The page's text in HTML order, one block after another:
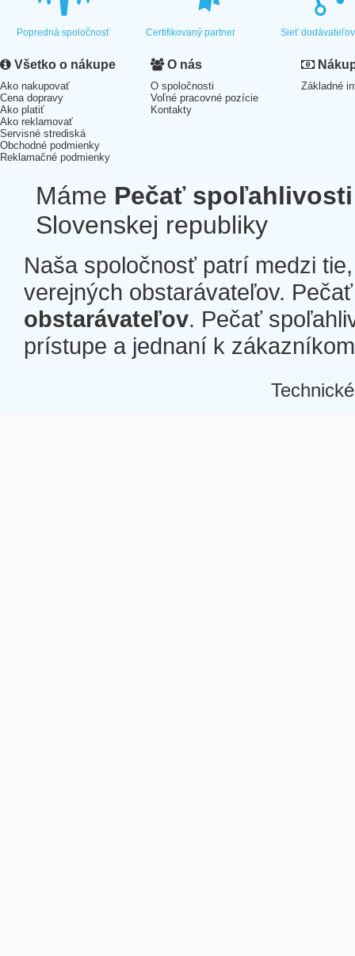
Popredná spoločnosť Certifikovaný partner Sieť dodávateľov
Všetko o nákupe
Ako nakupovať
Cena dopravy
Ako platiť
Ako reklamovať
Servisné strediská
Obchodné podmienky
Reklamačné podmienky
O nás
O spoločnosti
Voľné pracovné pozície
Kontakty
Základné
Máme Pečať spoľahlivosti
Slovenskej republiky
Naša spoločnosť patrí medzi
verejných obstarávateľov.
obstarávateľov. Pečať
prístupe a jednaní k